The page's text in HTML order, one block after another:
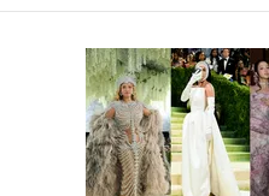
Video
Shorts video
Podcast